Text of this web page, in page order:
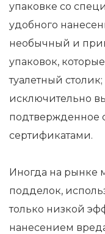
упаковке со
удобного
необычный и
упаковок,
туалетный столик;
исключительно
подтвержденное
сертификатами.
Иногда на рынке
подделок,
только низкой
нанесением